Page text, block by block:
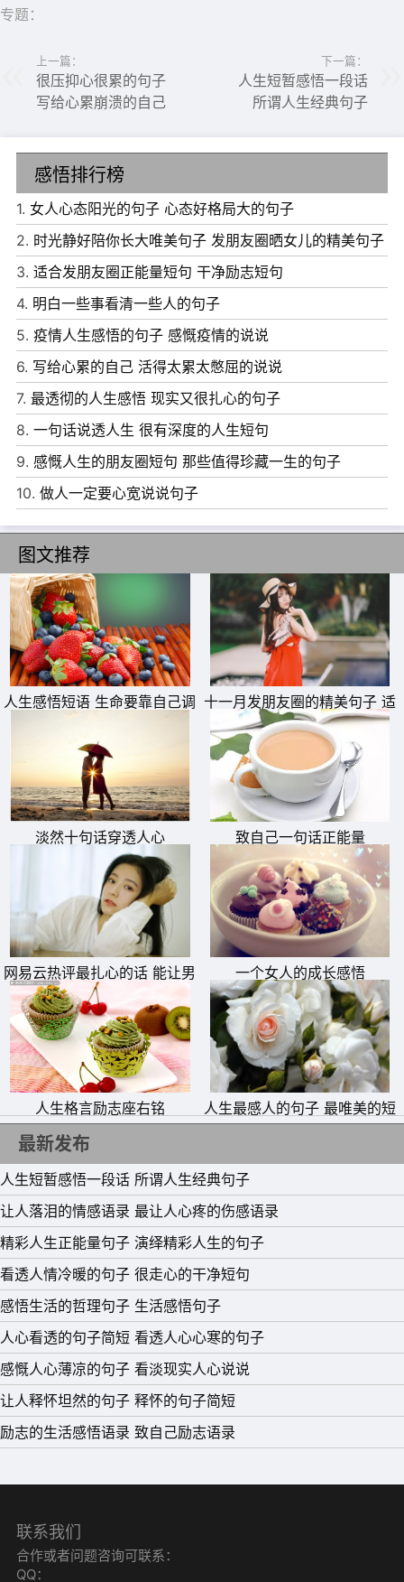
6、总要等到过了很久，总要等退无可退，才知道我们曾亲
手舍弃的东西，在之后的日子里，再也遇不到了。
7、人生最遗憾的，莫过于轻易地放弃了不该放弃的，固执
地坚持了不该坚持的。
8、生活真的好孤独，好似自己划着一艘木船，自己独行，
凛冽的寒风交加这刺骨的海水冲向我来，好无奈。
9、每走一段路，就给自己强加一个包袱，走得越远，所背
负的也越来越重，渐渐的，把自己弄得筋疲力尽，将生活过
成了疲惫不堪的模样。
10、生活就是这样的简单，吃饭睡觉做喜欢的事;生活就是
这样的艰辛，奔波算计做无奈的事。
11、有些事，不经意也会想起;有些回忆，白发苍苍也无法
忘记;有些伤口，别人永远看不见，因为它就在你的心里深
藏。
12、洗衣机式恋爱，先泡着你、缠着你、围着你转，如胶似
漆的纠缠在一起，再把你榨干，然后就把你甩在一边，晾
起。
13、人生就象高速行驶的列车，初恋正如路边美丽的风景。
我们可以坐在车上静静的欣赏它，却不能跳下车去流连忘
返。毕竟，终点站才是。
14、人生的道路上，有些事只能自己面对，我很想依赖，但
我必须坚强。
15、生活，总有太多的无可奈何，只要适合自己就好，走在
独属自己的路上，做自己想做的事，努力向前，总有一天会
迎来掌声。
专题：
上一篇：
很压抑心很累的句子
写给心累崩溃的自己
下一篇：
人生短暂感悟一段话
所谓人生经典句子
感悟排行榜
1. 女人心态阳光的句子 心态好格局大的句子
2. 时光静好陪你长大唯美句子 发朋友圈晒女儿的精美句子
3. 适合发朋友圈正能量短句 干净励志短句
4. 明白一些事看清一些人的句子
5. 疫情人生感悟的句子 感慨疫情的说说
6. 写给心累的自己 活得太累太憋屈的说说
7. 最透彻的人生感悟 现实又很扎心的句子
8. 一句话说透人生 很有深度的人生短句
9. 感慨人生的朋友圈短句 那些值得珍藏一生的句子
10. 做人一定要心宽说说句子
图文推荐
人生感悟短语 生命要靠自己调 十一月发朋友圈的精美句子 适
合十一月发的说说文艺短句
淡然十句话穿透人心 致自己一句话正能量
网易云热评最扎心的话 能让男
人瞬间就哭的文案
一个女人的成长感悟
人生格言励志座右铭
人生最感人的句子 最唯美的短
句
最新发布
人生短暂感悟一段话 所谓人生经典句子
让人落泪的情感语录 最让人心疼的伤感语录
精彩人生正能量句子 演绎精彩人生的句子
看透人情冷暖的句子 很走心的干净短句
感悟生活的哲理句子 生活感悟句子
人心看透的句子简短 看透人心心寒的句子
感慨人心薄凉的句子 看淡现实人心说说
让人释怀坦然的句子 释怀的句子简短
励志的生活感悟语录 致自己励志语录
联系我们
合作或者问题咨询可联系：
QQ：